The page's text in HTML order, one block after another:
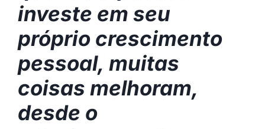
investe em seu
próprio crescimento
pessoal, muitas
coisas melhoram,
desde o